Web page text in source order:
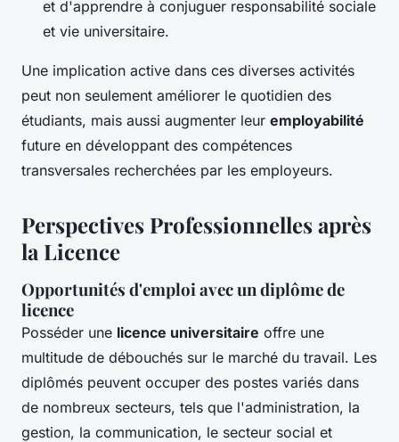
et d'apprendre à conjuguer responsabilité sociale
et vie universitaire.
Une implication active dans ces diverses activités
peut non seulement améliorer le quotidien des
étudiants, mais aussi augmenter leur employabilité
future en développant des compétences
transversales recherchées par les employeurs.
Perspectives Professionnelles après
la Licence
Opportunités d'emploi avec un diplôme de
licence
Posséder une licence universitaire offre une
multitude de débouchés sur le marché du travail. Les
diplômés peuvent occuper des postes variés dans
de nombreux secteurs, tels que l'administration, la
gestion, la communication, le secteur social et